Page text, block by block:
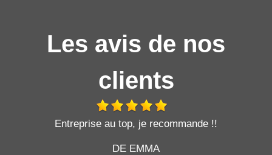
Les avis de nos
clients
Entreprise au top, je recommande !!
DE EMMA